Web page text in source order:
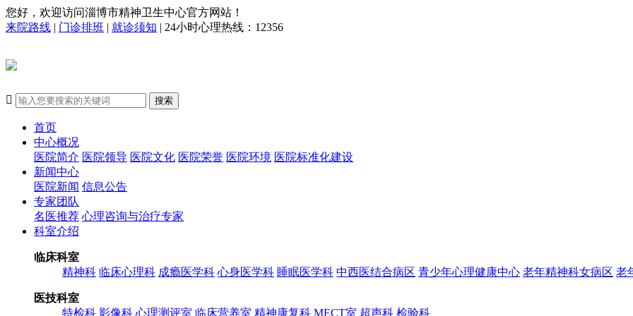
您好，欢迎访问淄博市精神卫生中心官方网站！
来院路线 | 门诊排班 | 就诊须知 | 24小时心理热线：12356
 搜索
首页
中心概况
医院简介 医院领导 医院文化 医院荣誉 医院环境 医院标准化建设
新闻中心
医院新闻 信息公告
专家团队
名医推荐 心理咨询与治疗专家
科室介绍
临床科室
精神科 临床心理科 成瘾医学科 心身医学科 睡眠医学科 中西医结合病区 青少年心理健康中心 老年精神科女病区 老
医技科室
特检科 影像科 心理测评室 临床营养室 精神康复科 MECT室 超声科 检验科